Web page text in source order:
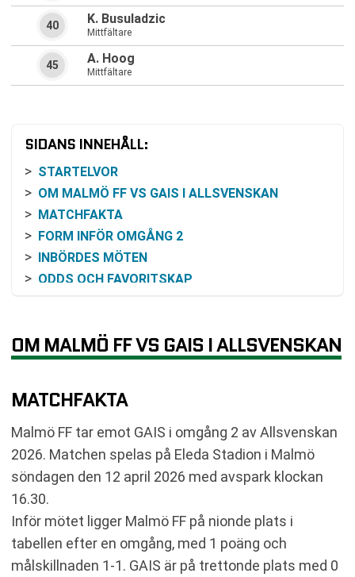
K. Busuladzic
Mittfältare
40
A. Hoog
Mittfältare
45
SIDANS INNEHÅLL:
STARTELVOR
OM MALMÖ FF VS GAIS I ALLSVENSKAN
MATCHFAKTA
FORM INFÖR OMGÅNG 2
INBÖRDES MÖTEN
ODDS OCH FAVORITSKAP
FÖLJA MATCHEN
HISTORISK BAKGRUND MELLAN KLUBBARNA
VANLIGA FRÅGOR OM MALMÖ FF VS GAIS
SENASTE RESULTAT MALMÖ FF
RESULTAT INBÖRDES MÖTEN
TABELL
KOMMANDE MATCHER MALMÖ FF
KOMMANDE MATCHER GAIS
RELATERADE NYHETER
OM MALMÖ FF VS GAIS I ALLSVENSKAN
MATCHFAKTA
Malmö FF tar emot GAIS i omgång 2 av Allsvenskan
2026. Matchen spelas på Eleda Stadion i Malmö
söndagen den 12 april 2026 med avspark klockan
16.30.
Inför mötet ligger Malmö FF på nionde plats i
tabellen efter en omgång, med 1 poäng och
målskillnaden 1-1. GAIS är på trettonde plats med 0